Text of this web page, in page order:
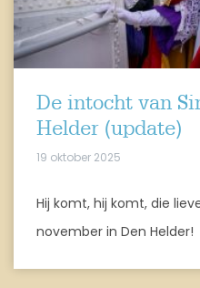
De intocht van
Helder (update)
19 oktober 2025
Hij komt, hij komt, die
november in Den Helder!